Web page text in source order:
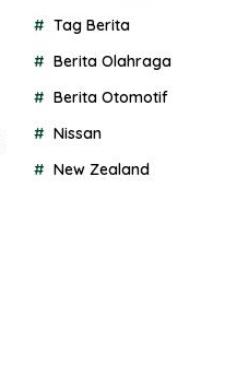
Tag Berita
Berita Olahraga
Berita Otomotif
Nissan
New Zealand